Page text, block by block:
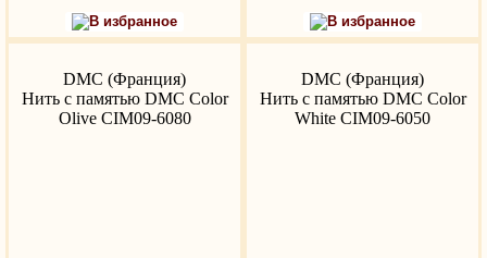
В избранное В избранное
DMC (Франция)
Нить с памятью DMC Color
Olive CIM09-6080
DMC (Франция)
Нить с памятью DMC Color
White CIM09-6050